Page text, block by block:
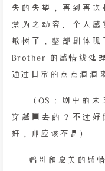
失的失望，再到再
禁为之动容。个人
敏树了，整部剧体
Brother 的感情线处
通过日常的点点滴滴
（OS：剧中的
穿越回去的？不过
好，那应该不是）
鸡哥和夏美的感